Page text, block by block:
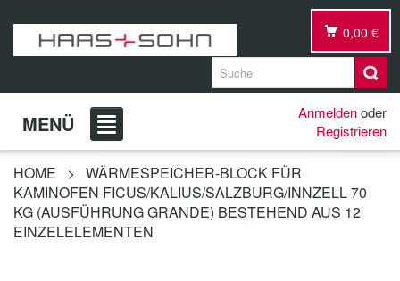
0,00 €
MENÜ Anmeldenoder
Registrieren
HOME >
WÄRMESPEICHER-BLOCK FÜR
KAMINOFEN FICUS/KALIUS/SALZBURG/INNZELL 70
KG (AUSFÜHRUNG GRANDE) BESTEHEND AUS 12
EINZELELEMENTEN